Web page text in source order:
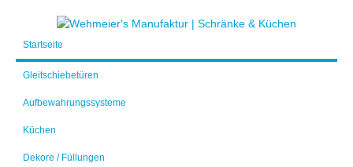
Startseite
Gleitschiebetüren
Aufbewahrungssysteme
Küchen
Dekore / Füllungen